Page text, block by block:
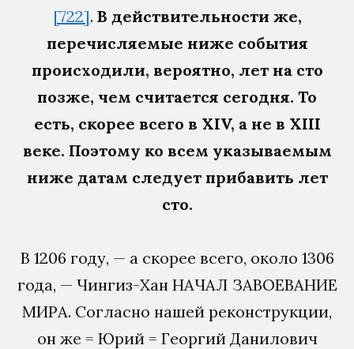
[722]. В действительности же,
перечисляемые ниже события
происходили, вероятно, лет на сто
позже, чем считается сегодня. То
есть, скорее всего в XIV, а не в XIII
веке. Поэтому ко всем указываемым
ниже датам следует прибавить лет
сто.
В 1206 году, — а скорее всего, около 1306
года, — Чингиз-Хан НАЧАЛ ЗАВОЕВАНИЕ
МИРА. Согласно нашей реконструкции,
он же = Юрий = Георгий Данилович